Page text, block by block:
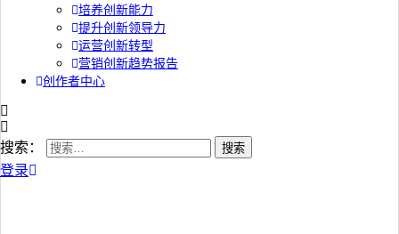
培养创新能力
提升创新领导力
运营创新转型
营销创新趋势报告
创作者中心
搜索：
登录